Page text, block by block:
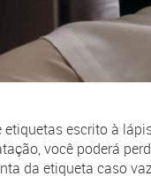
etiquetas escrito à
você poderá
da etiqueta caso